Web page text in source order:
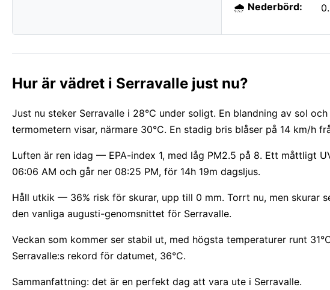
🌧️ Nederbörd:
Hur är vädret i Serravalle just nu?
Just nu steker Serravalle i 28°C under soligt. En blandning av sol
termometern visar, närmare 30°C. En stadig bris blåser på 14 km/h
Luften är ren idag — EPA-index 1, med låg PM2.5 på 8. Ett måttligt
06:06 AM och går ner 08:25 PM, för 14h 19m dagsljus.
Håll utkik — 36% risk för skurar, upp till 0 mm. Torrt nu, men skurar
den vanliga augusti-genomsnittet för Serravalle.
Veckan som kommer ser stabil ut, med högsta temperaturer runt
Serravalle:s rekord för datumet, 36°C.
Sammanfattning: det är en perfekt dag att vara ute i Serravalle.